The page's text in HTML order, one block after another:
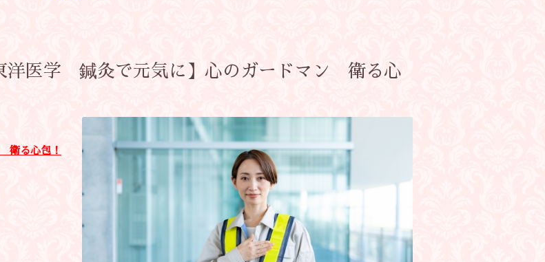
洋医学 鍼灸で元気に】心のガードマン 衛る心
衛る心包！